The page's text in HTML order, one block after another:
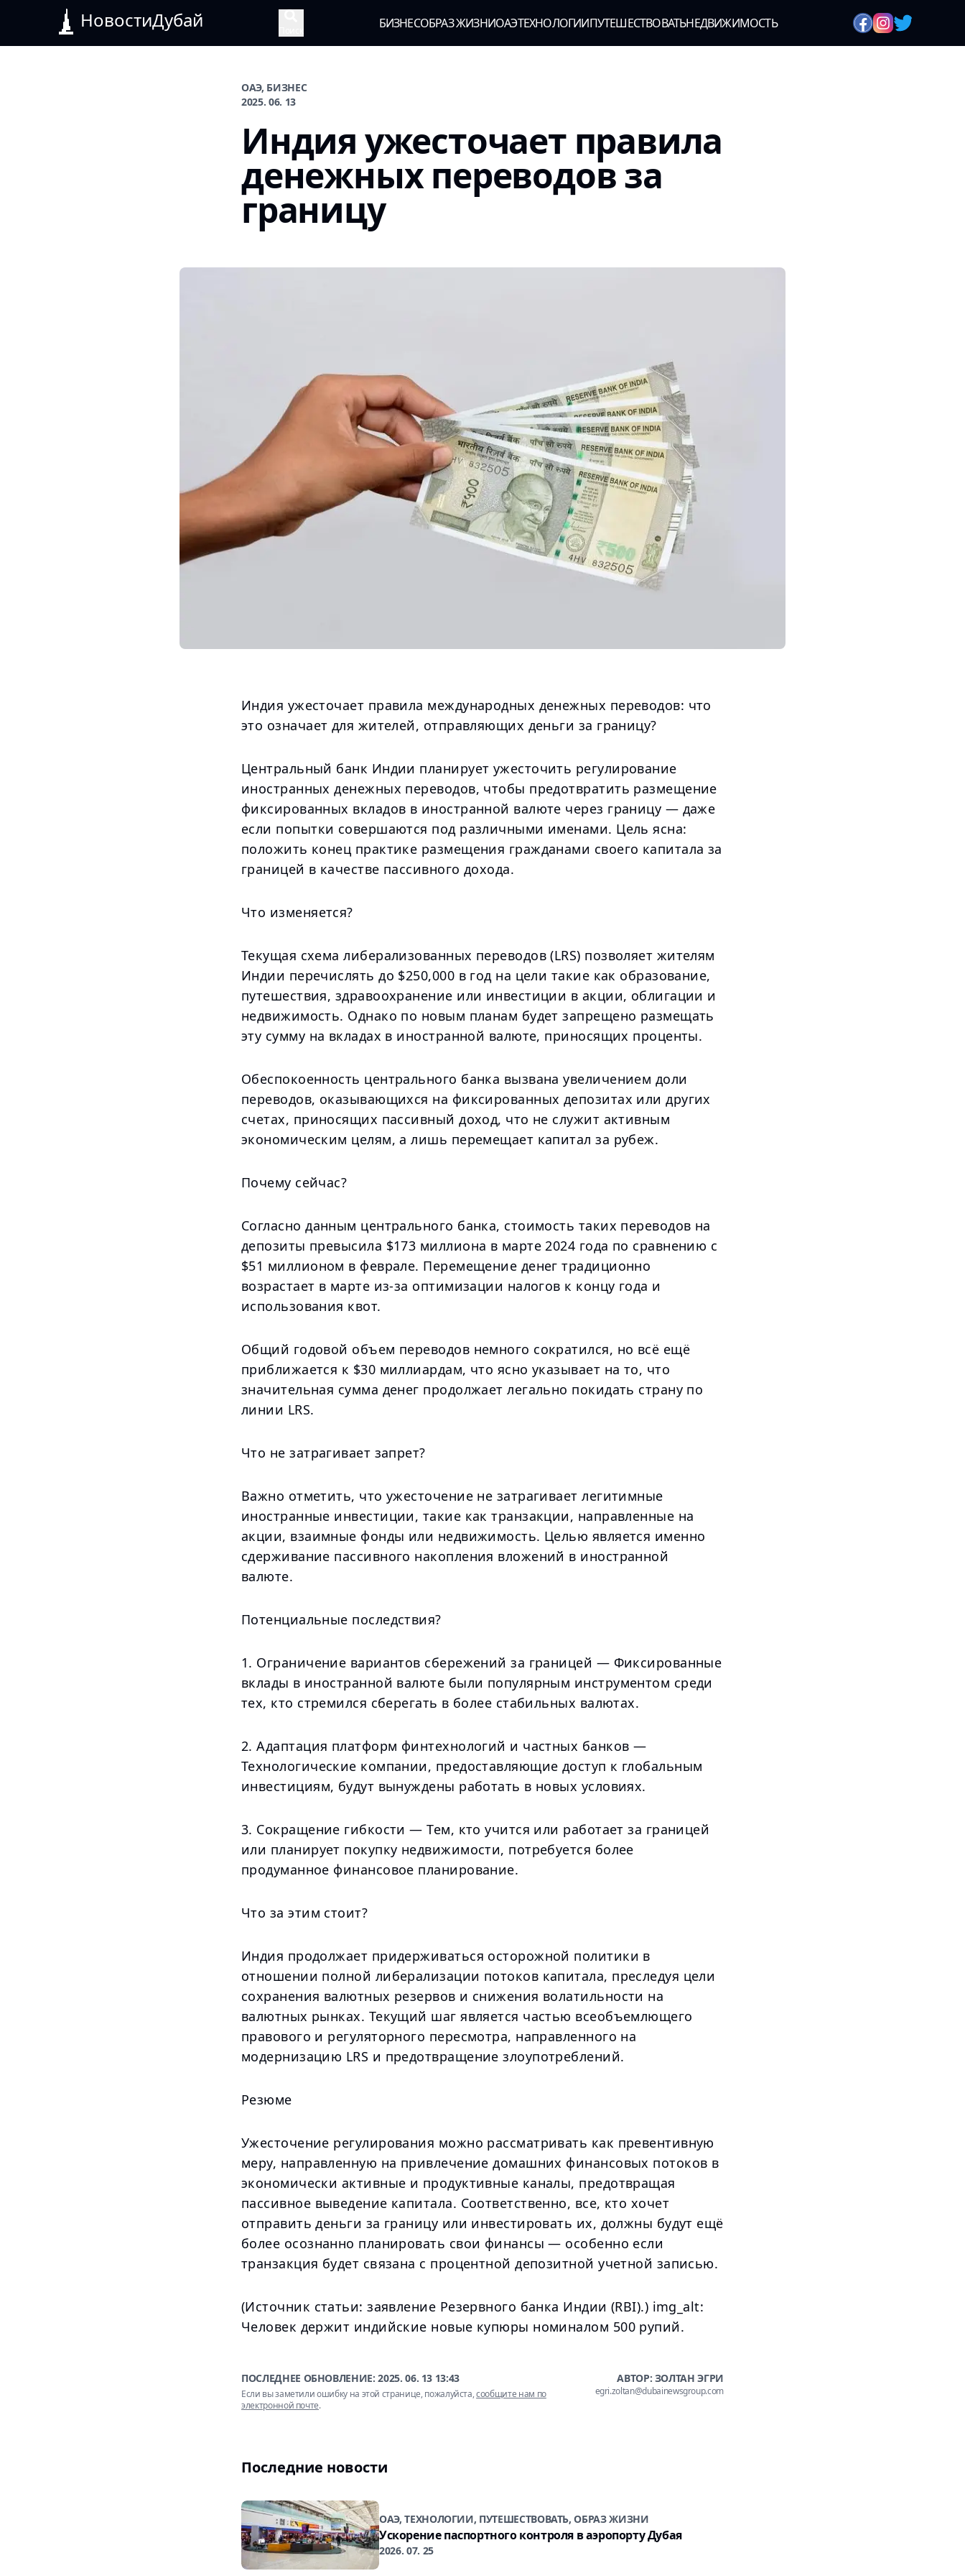
НовостиДубай БИЗНЕСОБРАЗ ЖИЗНИОАЭТЕХНОЛОГИИПУТЕШЕСТВОВАТЬНЕДВИЖИМОСТЬ
ОАЭ, БИЗНЕС
2025. 06. 13
Индия ужесточает правила
денежных переводов за
границу
Индия ужесточает правила международных денежных переводов: что
это означает для жителей, отправляющих деньги за границу?
Центральный банк Индии планирует ужесточить регулирование
иностранных денежных переводов, чтобы предотвратить размещение
фиксированных вкладов в иностранной валюте через границу — даже
если попытки совершаются под различными именами. Цель ясна:
положить конец практике размещения гражданами своего капитала за
границей в качестве пассивного дохода.
Что изменяется?
Текущая схема либерализованных переводов (LRS) позволяет жителям
Индии перечислять до $250,000 в год на цели такие как образование,
путешествия, здравоохранение или инвестиции в акции, облигации и
недвижимость. Однако по новым планам будет запрещено размещать
эту сумму на вкладах в иностранной валюте, приносящих проценты.
Обеспокоенность центрального банка вызвана увеличением доли
переводов, оказывающихся на фиксированных депозитах или других
счетах, приносящих пассивный доход, что не служит активным
экономическим целям, а лишь перемещает капитал за рубеж.
Почему сейчас?
Согласно данным центрального банка, стоимость таких переводов на
депозиты превысила $173 миллиона в марте 2024 года по сравнению с
$51 миллионом в феврале. Перемещение денег традиционно
возрастает в марте из-за оптимизации налогов к концу года и
использования квот.
Общий годовой объем переводов немного сократился, но всё ещё
приближается к $30 миллиардам, что ясно указывает на то, что
значительная сумма денег продолжает легально покидать страну по
линии LRS.
Что не затрагивает запрет?
Важно отметить, что ужесточение не затрагивает легитимные
иностранные инвестиции, такие как транзакции, направленные на
акции, взаимные фонды или недвижимость. Целью является именно
сдерживание пассивного накопления вложений в иностранной
валюте.
Потенциальные последствия?
1. Ограничение вариантов сбережений за границей — Фиксированные
вклады в иностранной валюте были популярным инструментом среди
тех, кто стремился сберегать в более стабильных валютах.
2. Адаптация платформ финтехнологий и частных банков —
Технологические компании, предоставляющие доступ к глобальным
инвестициям, будут вынуждены работать в новых условиях.
3. Сокращение гибкости — Тем, кто учится или работает за границей
или планирует покупку недвижимости, потребуется более
продуманное финансовое планирование.
Что за этим стоит?
Индия продолжает придерживаться осторожной политики в
отношении полной либерализации потоков капитала, преследуя цели
сохранения валютных резервов и снижения волатильности на
валютных рынках. Текущий шаг является частью всеобъемлющего
правового и регуляторного пересмотра, направленного на
модернизацию LRS и предотвращение злоупотреблений.
Резюме
Ужесточение регулирования можно рассматривать как превентивную
меру, направленную на привлечение домашних финансовых потоков в
экономически активные и продуктивные каналы, предотвращая
пассивное выведение капитала. Соответственно, все, кто хочет
отправить деньги за границу или инвестировать их, должны будут ещё
более осознанно планировать свои финансы — особенно если
транзакция будет связана с процентной депозитной учетной записью.
(Источник статьи: заявление Резервного банка Индии (RBI).) img_alt:
Человек держит индийские новые купюры номиналом 500 рупий.
ПОСЛЕДНЕЕ ОБНОВЛЕНИЕ:2025. 06. 13 13:43
Если вы заметили ошибку на этой странице, пожалуйста,сообщите нам по
электронной почте.
АВТОР: ЗОЛТАН ЭГРИ
egri.zoltan@dubainewsgroup.com
Последние новости
ОАЭ, ТЕХНОЛОГИИ, ПУТЕШЕСТВОВАТЬ, ОБРАЗ ЖИЗНИ
Ускорение паспортного контроля в аэропорту Дубая
2026. 07. 25